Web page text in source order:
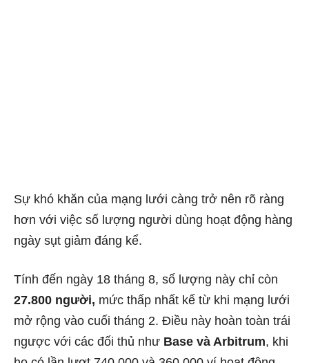
Sự khó khăn của mạng lưới càng trở nên rõ ràng
hơn với việc số lượng người dùng hoạt động hàng
ngày sụt giảm đáng kể.
Tính đến ngày 18 tháng 8, số lượng này chỉ còn
27.800 người, mức thấp nhất kể từ khi mạng lưới
mở rộng vào cuối tháng 2. Điều này hoàn toàn trái
ngược với các đối thủ như Base và Arbitrum, khi